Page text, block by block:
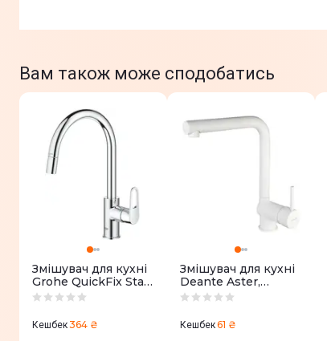
Вам також може сподобатись
Змішувач для кухні
Grohe QuickFix Start
Flow, довж.виливу -
Кешбек364 ₴
Змішувач для кухні
Deante Aster,
довж.виливу -
поворотний, білий
(BCA_A73M)
Кешбек61 ₴